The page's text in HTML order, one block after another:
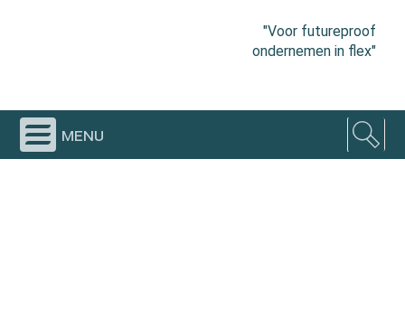
"Voor futureproof
ondernemen in flex"
menu